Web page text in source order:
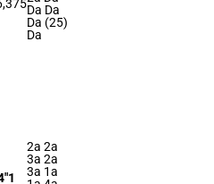
Da Da
Da (25)
Da
2a 2a
3a 2a
3a 1a